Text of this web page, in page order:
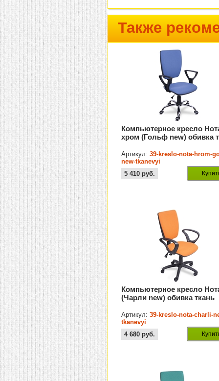
Также
Компьютерное кресло
хром (Гольф new) обивка
Артикул:39-kreslo-nota-hrom-
new-tkanevyi
5 410 руб.
Компьютерное кресло
(Чарли new) обивка ткань
Артикул:39-kreslo-nota-charli-
tkanevyi
4 680 руб.